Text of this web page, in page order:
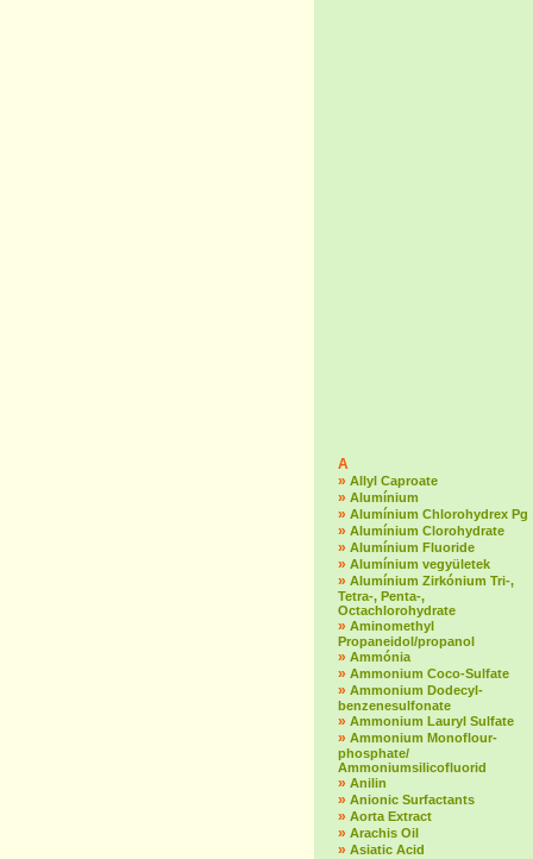
A
» Allyl Caproate
» Alumínium
» Alumínium Chlorohydrex Pg
» Alumínium Clorohydrate
» Alumínium Fluoride
» Alumínium vegyületek
» Alumínium Zirkónium Tri-,
Tetra-, Penta-,
Octachlorohydrate
» Aminomethyl
Propaneidol/propanol
» Ammónia
» Ammonium Coco-Sulfate
» Ammonium Dodecyl-
benzenesulfonate
» Ammonium Lauryl Sulfate
» Ammonium Monoflour-
phosphate/
Ammoniumsilicofluorid
» Anilin
» Anionic Surfactants
» Aorta Extract
» Arachis Oil
» Asiatic Acid